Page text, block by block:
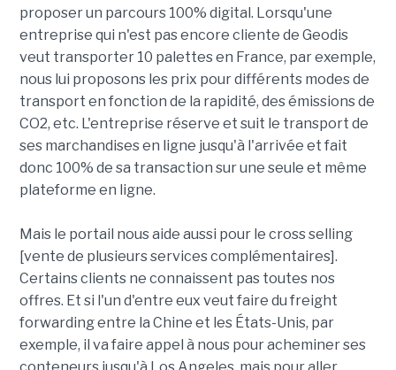
proposer un parcours 100% digital. Lorsqu'une
entreprise qui n'est pas encore cliente de Geodis
veut transporter 10 palettes en France, par exemple,
nous lui proposons les prix pour différents modes de
transport en fonction de la rapidité, des émissions de
CO2, etc. L'entreprise réserve et suit le transport de
ses marchandises en ligne jusqu'à l'arrivée et fait
donc 100% de sa transaction sur une seule et même
plateforme en ligne.
Mais le portail nous aide aussi pour le cross selling
[vente de plusieurs services complémentaires].
Certains clients ne connaissent pas toutes nos
offres. Et si l'un d'entre eux veut faire du freight
forwarding entre la Chine et les États-Unis, par
exemple, il va faire appel à nous pour acheminer ses